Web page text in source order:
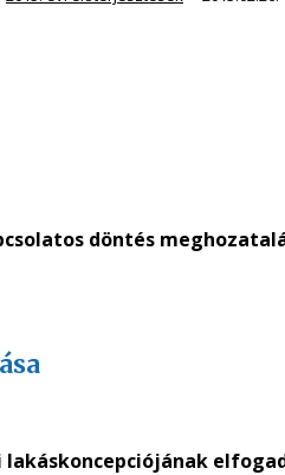
döntés
lakáskoncepciójának